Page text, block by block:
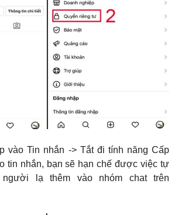
vào Tin nhắn -> Tắt đi tính năng Cấp
tin nhắn, bạn sẽ hạn chế được việc tự
lạ thêm vào nhóm chat trên